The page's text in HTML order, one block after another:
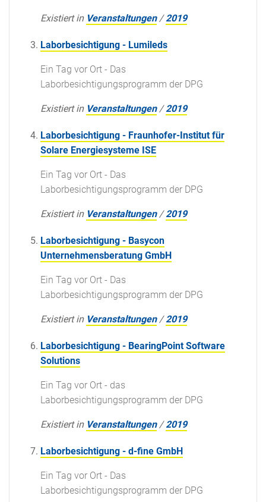
Existiert in Veranstaltungen /2019
Laborbesichtigung - Lumileds
Ein Tag vor Ort - Das
Laborbesichtigungsprogramm der DPG
Existiert in Veranstaltungen /2019
Laborbesichtigung - Fraunhofer-Institut für
Solare Energiesysteme ISE
Ein Tag vor Ort - Das
Laborbesichtigungsprogramm der DPG
Existiert in Veranstaltungen /2019
Laborbesichtigung - Basycon
Unternehmensberatung GmbH
Ein Tag vor Ort - Das
Laborbesichtigungsprogramm der DPG
Existiert in Veranstaltungen /2019
Laborbesichtigung - BearingPoint Software
Solutions
Ein Tag vor Ort - das
Laborbesichtigungsprogramm der DPG
Existiert in Veranstaltungen /2019
Laborbesichtigung - d-fine GmbH
Ein Tag vor Ort - Das
Laborbesichtigungsprogramm der DPG